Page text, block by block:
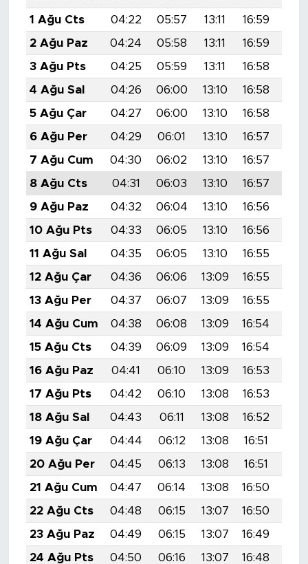
1 Ağu Cts
04:22 05:57 13:11 16:59
2 Ağu Paz
04:24 05:58 13:11 16:59
3 Ağu Pts
04:25 05:59 13:11 16:58
4 Ağu Sal
04:26 06:00 13:10 16:58
5 Ağu Çar
04:27 06:00 13:10 16:58
6 Ağu Per
04:29 06:01 13:10 16:57
7 Ağu Cum
04:30 06:02 13:10 16:57
8 Ağu Cts
04:31 06:03 13:10 16:57
9 Ağu Paz
04:32 06:04 13:10 16:56
10 Ağu Pts
04:33 06:05 13:10 16:56
11 Ağu Sal
04:35 06:05 13:10 16:55
12 Ağu Çar
04:36 06:06 13:09 16:55
13 Ağu Per
04:37 06:07 13:09 16:55
14 Ağu Cum
04:38 06:08 13:09 16:54
15 Ağu Cts
04:39 06:09 13:09 16:54
16 Ağu Paz
04:41 06:10 13:09 16:53
17 Ağu Pts
04:42 06:10 13:08 16:53
18 Ağu Sal
04:43 06:11 13:08 16:52
19 Ağu Çar
04:44 06:12 13:08 16:51
20 Ağu Per
04:45 06:13 13:08 16:51
21 Ağu Cum
04:47 06:14 13:08 16:50
22 Ağu Cts
04:48 06:15 13:07 16:50
23 Ağu Paz
04:49 06:15 13:07 16:49
24 Ağu Pts
04:50 06:16 13:07 16:48